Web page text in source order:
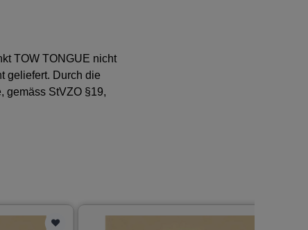
TOW TONGUE nicht
geliefert. Durch die
gemäss StVZO §19,